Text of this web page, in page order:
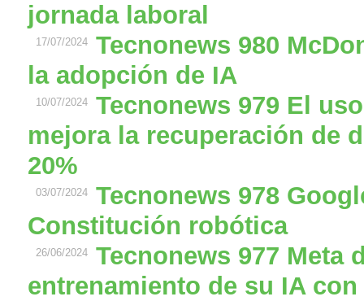
jornada laboral
17/07/2024
Tecnonews 980
la adopción de IA
10/07/2024
Tecnonews 979 El
mejora la recuperación de
20%
03/07/2024
Tecnonews 978
Constitución robótica
26/06/2024
Tecnonews 977 Meta
entrenamiento de su IA